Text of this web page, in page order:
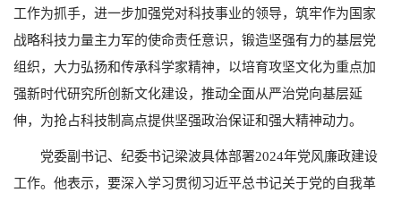
工作为抓手，进一步加强党对科技事业的领导，筑牢作为国家
战略科技力量主力军的使命责任意识，锻造坚强有力的基层党
组织，大力弘扬和传承科学家精神，以培育攻坚文化为重点加
强新时代研究所创新文化建设，推动全面从严治党向基层延
伸，为抢占科技制高点提供坚强政治保证和强大精神动力。
党委副书记、纪委书记梁波具体部署2024年党风廉政建设
工作。他表示，要深入学习贯彻习近平总书记关于党的自我革